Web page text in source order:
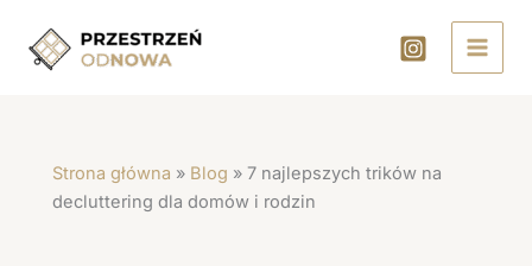
treści
Strona główna » Blog » 7 najlepszych trików na
decluttering dla domów i rodzin